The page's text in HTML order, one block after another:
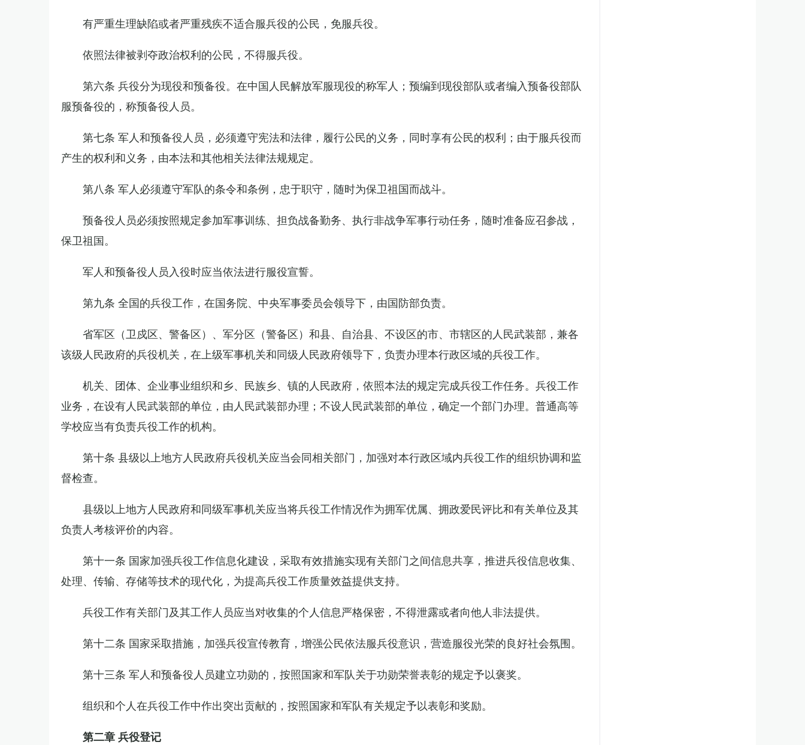
有严重生理缺陷或者严重残疾不适合服兵役的公民，免服兵役。
依照法律被剥夺政治权利的公民，不得服兵役。
第六条 兵役分为现役和预备役。在中国人民解放军服现役的称军人；预编到现役部队或者编入预备役部队
服预备役的，称预备役人员。
第七条 军人和预备役人员，必须遵守宪法和法律，履行公民的义务，同时享有公民的权利；由于服兵役而
产生的权利和义务，由本法和其他相关法律法规规定。
第八条 军人必须遵守军队的条令和条例，忠于职守，随时为保卫祖国而战斗。
预备役人员必须按照规定参加军事训练、担负战备勤务、执行非战争军事行动任务，随时准备应召参战，
保卫祖国。
军人和预备役人员入役时应当依法进行服役宣誓。
第九条 全国的兵役工作，在国务院、中央军事委员会领导下，由国防部负责。
省军区（卫戍区、警备区）、军分区（警备区）和县、自治县、不设区的市、市辖区的人民武装部，兼各
该级人民政府的兵役机关，在上级军事机关和同级人民政府领导下，负责办理本行政区域的兵役工作。
机关、团体、企业事业组织和乡、民族乡、镇的人民政府，依照本法的规定完成兵役工作任务。兵役工作
业务，在设有人民武装部的单位，由人民武装部办理；不设人民武装部的单位，确定一个部门办理。普通高等
学校应当有负责兵役工作的机构。
第十条 县级以上地方人民政府兵役机关应当会同相关部门，加强对本行政区域内兵役工作的组织协调和监
督检查。
县级以上地方人民政府和同级军事机关应当将兵役工作情况作为拥军优属、拥政爱民评比和有关单位及其
负责人考核评价的内容。
第十一条 国家加强兵役工作信息化建设，采取有效措施实现有关部门之间信息共享，推进兵役信息收集、
处理、传输、存储等技术的现代化，为提高兵役工作质量效益提供支持。
兵役工作有关部门及其工作人员应当对收集的个人信息严格保密，不得泄露或者向他人非法提供。
第十二条 国家采取措施，加强兵役宣传教育，增强公民依法服兵役意识，营造服役光荣的良好社会氛围。
第十三条 军人和预备役人员建立功勋的，按照国家和军队关于功勋荣誉表彰的规定予以褒奖。
组织和个人在兵役工作中作出突出贡献的，按照国家和军队有关规定予以表彰和奖励。
第二章 兵役登记